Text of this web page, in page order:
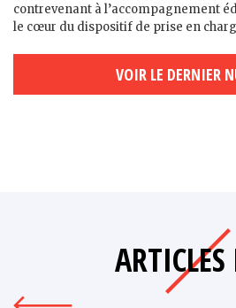
contrevenant à l’accompagnement
le cœur du dispositif de prise en
VOIR LE DERNIER
ARTICLES